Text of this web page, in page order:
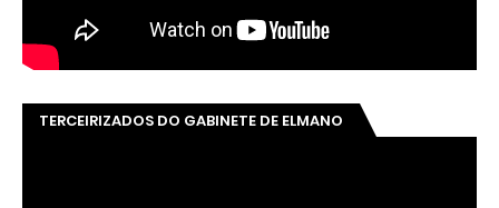
TERCEIRIZADOS DO GABINETE DE ELMANO